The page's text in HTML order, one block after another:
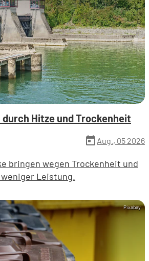
Hitze und Trockenheit
today Aug., 05 2026
bringen wegen Trockenheit und
Leistung.
Pixabay